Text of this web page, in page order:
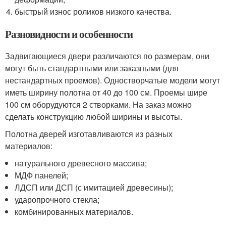
быстрый износ роликов низкого качества.
Разновидности и особенности
Задвигающиеся двери различаются по размерам, они
могут быть стандартными или заказными (для
нестандартных проемов). Одностворчатые модели могут
иметь ширину полотна от 40 до 100 см. Проемы шире
100 см оборудуются 2 створками. На заказ можно
сделать конструкцию любой ширины и высоты.
Полотна дверей изготавливаются из разных
материалов:
натурального древесного массива;
МДФ панелей;
ЛДСП или ДСП (с имитацией древесины);
ударопрочного стекла;
комбинированных материалов.